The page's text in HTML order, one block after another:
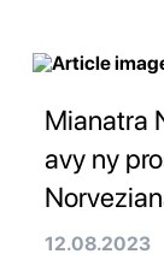
Mianatra
avy ny
12.08.2023